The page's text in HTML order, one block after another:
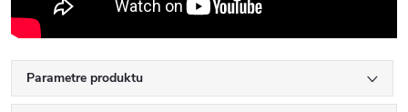
Parametre produktu